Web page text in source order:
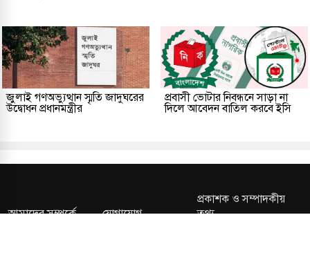
জুলাই গণঅভ্যুত্থান স্মৃতি জাদুঘরের
উদ্বোধন প্রধানমন্ত্রীর
প্রবাসী ভোটার নিবন্ধনে সাড়া না
দিলে আবেদন বাতিল করবে ইসি
আমাদের সম্পর্কে যোগাযোগ
প্রকাশক ও সম্পাদকীয়
তথ্য